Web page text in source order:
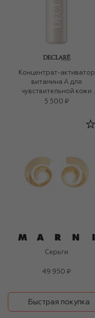
Концентрат-активатор
витамина А для
чувствительной кожи
(7x2,5ml)
5 500 ₽
Серьги
49 950 ₽
Быстрая покупка